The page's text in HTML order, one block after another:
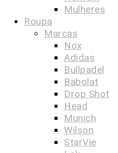
Mulheres
Roupa
Marcas
Nox
Adidas
Bullpadel
Babolat
Drop Shot
Head
Munich
Wilson
StarVie